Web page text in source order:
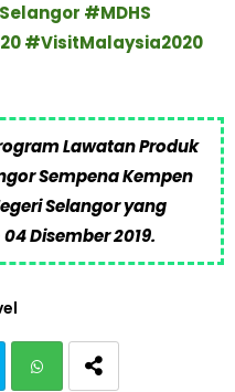
#MDHS
#VisitMalaysia2020
Lawatan Produk
Sempena Kempen
Selangor yang
Disember 2019.